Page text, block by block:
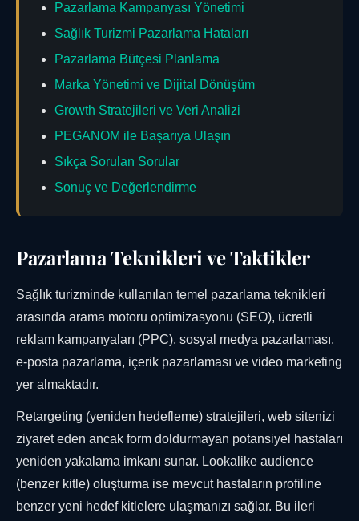
Pazarlama Kampanyası Yönetimi
Sağlık Turizmi Pazarlama Hataları
Pazarlama Bütçesi Planlama
Marka Yönetimi ve Dijital Dönüşüm
Growth Stratejileri ve Veri Analizi
PEGANOM ile Başarıya Ulaşın
Sıkça Sorulan Sorular
Sonuç ve Değerlendirme
Pazarlama Teknikleri ve Taktikler
Sağlık turizminde kullanılan temel pazarlama teknikleri
arasında arama motoru optimizasyonu (SEO), ücretli
reklam kampanyaları (PPC), sosyal medya pazarlaması,
e-posta pazarlama, içerik pazarlaması ve video marketing
yer almaktadır.
Retargeting (yeniden hedefleme) stratejileri, web sitenizi
ziyaret eden ancak form doldurmayan potansiyel hastaları
yeniden yakalama imkanı sunar. Lookalike audience
(benzer kitle) oluşturma ise mevcut hastaların profiline
benzer yeni hedef kitlelere ulaşmanızı sağlar. Bu ileri